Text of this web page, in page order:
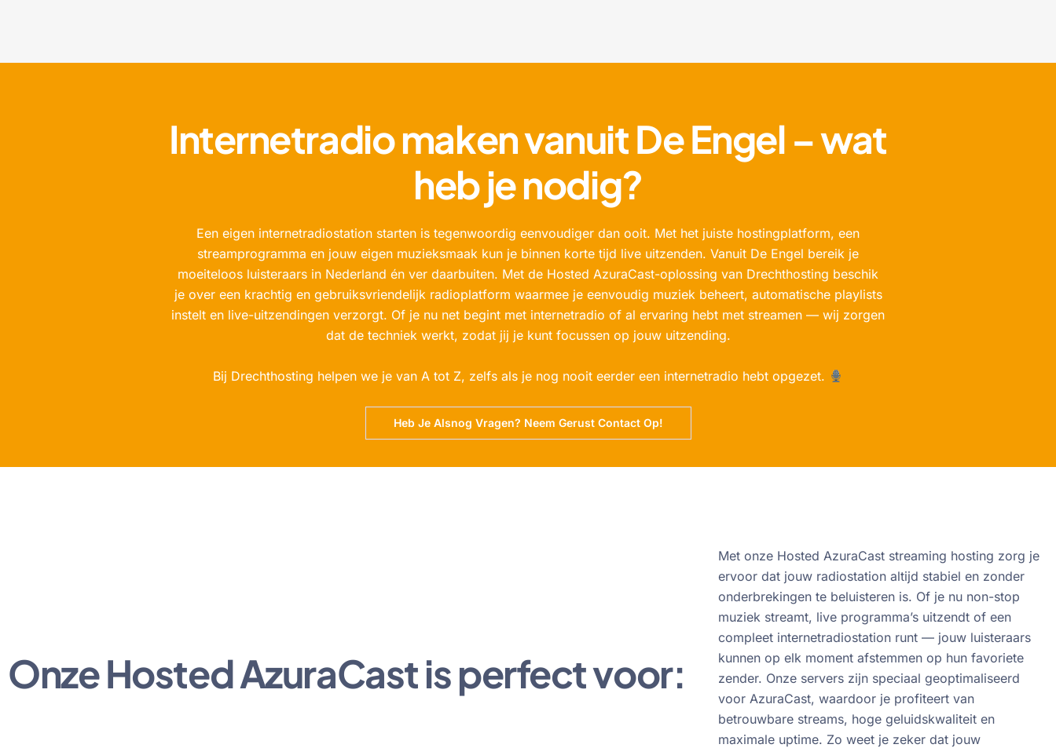
Internetradio maken vanuit De Engel – wat
heb je nodig?
Een eigen internetradiostation starten is tegenwoordig eenvoudiger dan ooit. Met het juiste hostingplatform, een
streamprogramma en jouw eigen muzieksmaak kun je binnen korte tijd live uitzenden. Vanuit De Engel bereik je
moeiteloos luisteraars in Nederland én ver daarbuiten. Met de Hosted AzuraCast-oplossing van Drechthosting beschik
je over een krachtig en gebruiksvriendelijk radioplatform waarmee je eenvoudig muziek beheert, automatische playlists
instelt en live-uitzendingen verzorgt. Of je nu net begint met internetradio of al ervaring hebt met streamen — wij zorgen
dat de techniek werkt, zodat jij je kunt focussen op jouw uitzending.
Bij Drechthosting helpen we je van A tot Z, zelfs als je nog nooit eerder een internetradio hebt opgezet.
Heb Je Alsnog Vragen? Neem Gerust Contact Op!
Onze Hosted AzuraCast is perfect voor:
Met onze Hosted AzuraCast streaming hosting zorg je
ervoor dat jouw radiostation altijd stabiel en zonder
onderbrekingen te beluisteren is. Of je nu non-stop
muziek streamt, live programma’s uitzendt of een
compleet internetradiostation runt — jouw luisteraars
kunnen op elk moment afstemmen op hun favoriete
zender. Onze servers zijn speciaal geoptimaliseerd
voor AzuraCast, waardoor je profiteert van
betrouwbare streams, hoge geluidskwaliteit en
maximale uptime. Zo weet je zeker dat jouw